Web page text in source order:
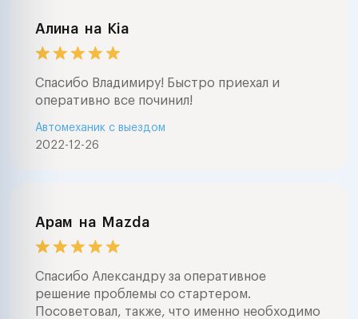
Алина на Kia
Спасибо Владимиру! Быстро приехал и
оперативно все починил!
2022-12-26
Автомеханик с выездом
Арам на Mazda
Спасибо Александру за оперативное
решение проблемы со стартером.
Посоветовал, также, что именно необходимо